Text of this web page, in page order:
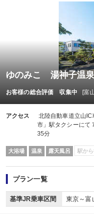
ゆのみこ 湯神子温泉
お客様の総合評価 収集中 [富
アクセス
北陸自動車道立山
市」駅タクシーに
35分
大浴場 温泉 露天風呂 駅か
プラン一覧
基準JR乗車区間 東京～富